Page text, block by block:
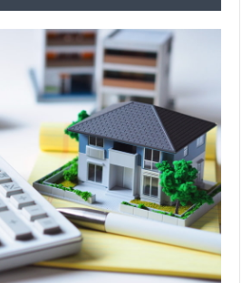
かる税金
渡所得税の具体的な計算ステッ
ておくべき税制優遇制度
させる！今すぐ実践すべき4
査定額をしっかり見極める
額査定をする会社には気をつ